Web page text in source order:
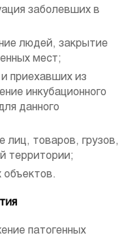
заболевших в
людей, закрытие
мест;
приехавших из
инкубационного
данного
лиц, товаров, грузов,
территории;
объектов.
патогенных